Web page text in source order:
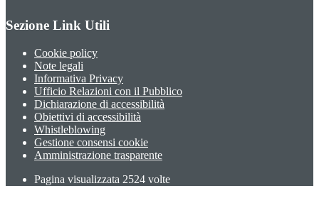
Sezione Link Utili
Cookie policy
Note legali
Informativa Privacy
Ufficio Relazioni con il Pubblico
Dichiarazione di accessibilità
Obiettivi di accessibilità
Whistleblowing
Gestione consensi cookie
Amministrazione trasparente
Pagina visualizzata 2524 volte